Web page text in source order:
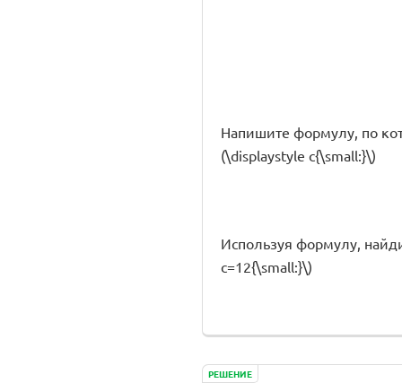
Напишите формулу, по
(\displaystyle c{\small:}\)
Используя формулу,
c=12{\small:}\)
РЕШЕНИЕ